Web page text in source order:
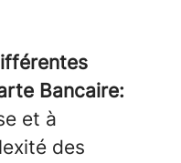
Bancaire:
et à
des